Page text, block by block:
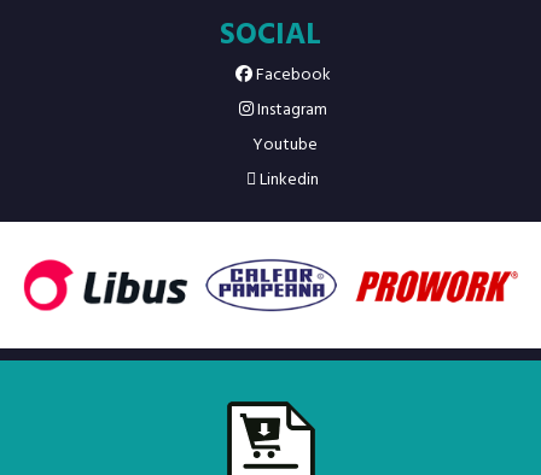
SOCIAL
Facebook
Instagram
Youtube
Linkedin